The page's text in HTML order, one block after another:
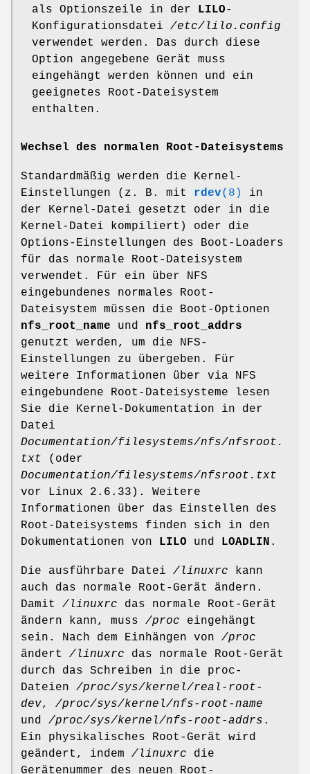
als Optionszeile in der LILO-
Konfigurationsdatei /etc/lilo.config
verwendet werden. Das durch diese
Option angegebene Gerät muss
eingehängt werden können und ein
geeignetes Root-Dateisystem
enthalten.
Wechsel des normalen Root-Dateisystems
Standardmäßig werden die Kernel-
Einstellungen (z. B. mit rdev(8)
in
der Kernel-Datei gesetzt oder in die
Kernel-Datei kompiliert) oder die
Options-Einstellungen des Boot-Loaders
für das normale Root-Dateisystem
verwendet. Für ein über NFS
eingebundenes normales Root-
Dateisystem müssen die Boot-Optionen
nfs_root_name und nfs_root_addrs
genutzt werden, um die NFS-
Einstellungen zu übergeben. Für
weitere Informationen über via NFS
eingebundene Root-Dateisysteme lesen
Sie die Kernel-Dokumentation in der
Datei
Documentation/filesystems/nfs/nfsroot.
txt (oder
Documentation/filesystems/nfsroot.txt
vor Linux 2.6.33). Weitere
Informationen über das Einstellen des
Root-Dateisystems finden sich in den
Dokumentationen von LILO und LOADLIN .
Die ausführbare Datei /linuxrc kann
auch das normale Root-Gerät ändern.
Damit /linuxrc das normale Root-Gerät
ändern kann, muss /proc eingehängt
sein. Nach dem Einhängen von /proc
ändert /linuxrc das normale Root-Gerät
durch das Schreiben in die proc-
Dateien /proc/sys/kernel/real-root-
dev, /proc/sys/kernel/nfs-root-name
und /proc/sys/kernel/nfs-root-addrs .
Ein physikalisches Root-Gerät wird
geändert, indem /linuxrc die
Gerätenummer des neuen Root-